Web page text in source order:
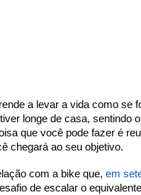
a levar a vida como se
longe de casa, sentindo
que você pode fazer é
chegará ao seu objetivo.
com a bike que, em
de escalar o